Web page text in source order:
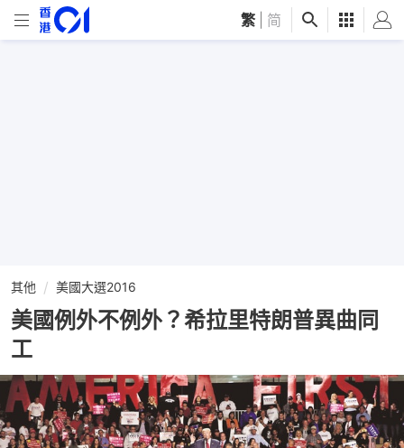
繁 简
其他 美國大選2016
美國例外不例外？希拉里特朗普異曲同
工